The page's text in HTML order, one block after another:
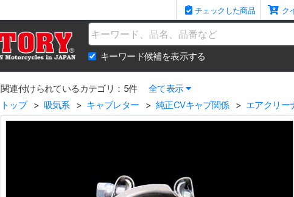
チェックした商品 ク
Name
キーワード候補を表示する
関連付けられているカテゴリ：5件
全て表示
トップ
吸気系 キャブレター 純正CVキャブ関係 エアクリー